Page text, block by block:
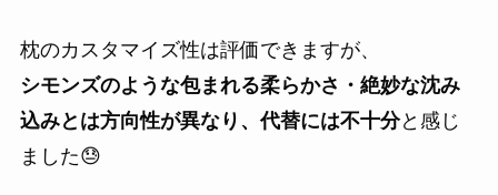
枕のカスタマイズ性は評価できますが、
シモンズのような包まれる柔らかさ・絶妙な沈み
込みとは方向性が異なり、代替には不十分と感じ
ました😓